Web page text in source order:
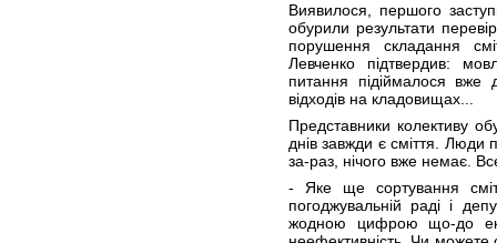
Виявилося, першого
обурили результати
порушення складання
Левченко підтвердив:
питання підіймалося
відходів на кладовищах...
Представники колективу
днів завжди є сміття.
за-раз, нічого вже немає.
- Яке ще сортування
погоджувальній раді і
жодною цифрою що-до